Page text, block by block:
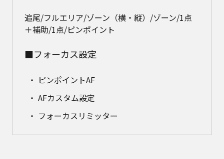
追尾/フルエリア/ゾーン（横・縦）/ゾーン/1点
＋補助/1点/ピンポイント
■フォーカス設定
ピンポイントAF
AFカスタム設定
フォーカスリミッター